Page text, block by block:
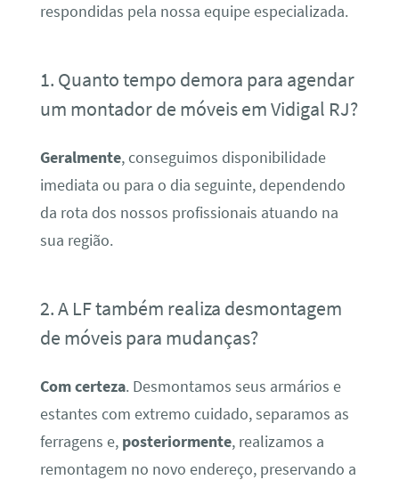
respondidas pela nossa equipe especializada.
1. Quanto tempo demora para agendar
um montador de móveis em Vidigal RJ?
Geralmente, conseguimos disponibilidade
imediata ou para o dia seguinte, dependendo
da rota dos nossos profissionais atuando na
sua região.
2. A LF também realiza desmontagem
de móveis para mudanças?
Com certeza. Desmontamos seus armários e
estantes com extremo cuidado, separamos as
ferragens e, posteriormente, realizamos a
remontagem no novo endereço, preservando a